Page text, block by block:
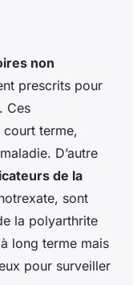
non
prescrits pour
Ces
court terme,
D’autre
de la
sont
la polyarthrite
long terme mais
pour surveiller